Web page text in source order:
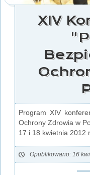
XIV
Program XIV
Ochrony Zdrowia w
17 i 18 kwietnia 2012
Opublikowano: 16